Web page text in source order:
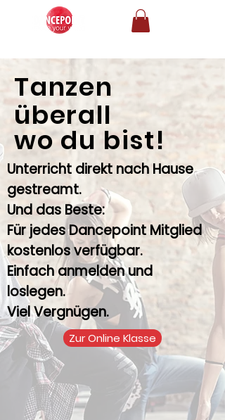
Tanzen
überall
wo du bist!
Unterricht direkt nach Hause
gestreamt.
Und das Beste:
Für jedes Dancepoint Mitglied
kostenlos verfügbar.
Einfach anmelden und
loslegen.
Viel Vergnügen.
Zur Online Klasse